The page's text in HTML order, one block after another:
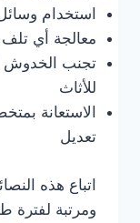
استخدام
معالجة أي
تجنب الخدوش
للأثاث
الاستعانة
تعديل
اتباع هذه
ومرتبة لفترة